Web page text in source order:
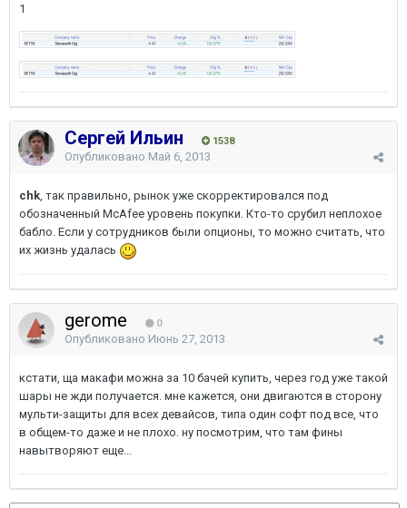
1
Сергей Ильин 1538
Опубликовано Май 6, 2013
chk, так правильно, рынок уже скорректировался под
обозначенный McAfee уровень покупки. Кто-то срубил неплохое
бабло. Если у сотрудников были опционы, то можно считать, что
их жизнь удалась
gerome 0
Опубликовано Июнь 27, 2013
кстати, ща макафи можна за 10 бачей купить, через год уже такой
шары не жди получается. мне кажется, они двигаются в сторону
мульти-защиты для всех девайсов, типа один софт под все, что
в общем-то даже и не плохо. ну посмотрим, что там фины
навытворяют еще...